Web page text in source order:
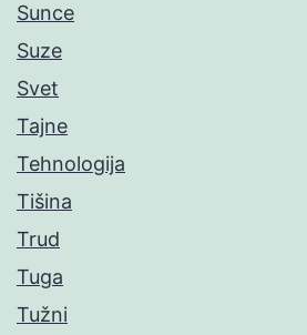
Sunce
Suze
Svet
Tajne
Tehnologija
Tišina
Trud
Tuga
Tužni